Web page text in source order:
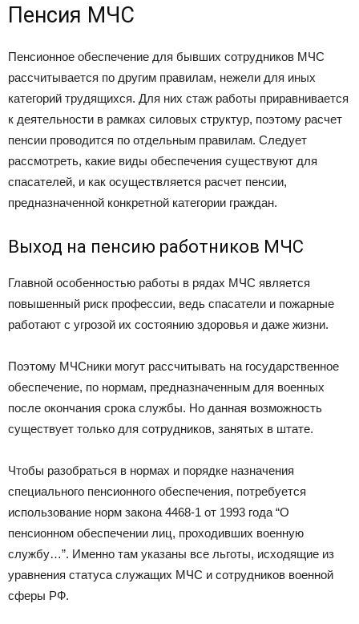
Пенсия МЧС
Пенсионное обеспечение для бывших сотрудников МЧС
рассчитывается по другим правилам, нежели для иных
категорий трудящихся. Для них стаж работы приравнивается
к деятельности в рамках силовых структур, поэтому расчет
пенсии проводится по отдельным правилам. Следует
рассмотреть, какие виды обеспечения существуют для
спасателей, и как осуществляется расчет пенсии,
предназначенной конкретной категории граждан.
Выход на пенсию работников МЧС
Главной особенностью работы в рядах МЧС является
повышенный риск профессии, ведь спасатели и пожарные
работают с угрозой их состоянию здоровья и даже жизни.
Поэтому МЧСники могут рассчитывать на государственное
обеспечение, по нормам, предназначенным для военных
после окончания срока службы. Но данная возможность
существует только для сотрудников, занятых в штате.
Чтобы разобраться в нормах и порядке назначения
специального пенсионного обеспечения, потребуется
использование норм закона 4468-1 от 1993 года “О
пенсионном обеспечении лиц, проходивших военную
службу…”. Именно там указаны все льготы, исходящие из
уравнения статуса служащих МЧС и сотрудников военной
сферы РФ.